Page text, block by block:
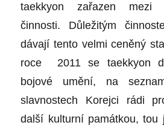
taekkyon zařazen mezi
činnosti. Důležitým
dávají tento velmi ceněný
roce 2011 se taekkyon
bojové umění, na
slavnostech Korejci rádi
další kulturní památkou, tou